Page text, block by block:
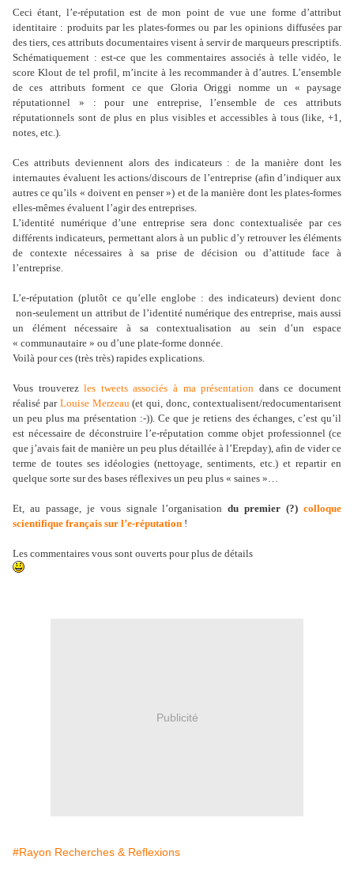
Ceci étant, l’e-réputation est de mon point de vue une forme d’attribut
identitaire : produits par les plates-formes ou par les opinions diffusées par
des tiers, ces attributs documentaires visent à servir de marqueurs prescriptifs.
Schématiquement : est-ce que les commentaires associés à telle vidéo, le
score Klout de tel profil, m’incite à les recommander à d’autres. L’ensemble
de ces attributs forment ce que Gloria Origgi nomme un « paysage
réputationnel » : pour une entreprise, l’ensemble de ces attributs
réputationnels sont de plus en plus visibles et accessibles à tous (like, +1,
notes, etc.).
Ces attributs deviennent alors des indicateurs : de la manière dont les
internautes évaluent les actions/discours de l’entreprise (afin d’indiquer aux
autres ce qu’ils « doivent en penser ») et de la manière dont les plates-formes
elles-mêmes évaluent l’agir des entreprises.
L’identité numérique d’une entreprise sera donc contextualisée par ces
différents indicateurs, permettant alors à un public d’y retrouver les éléments
de contexte nécessaires à sa prise de décision ou d’attitude face à
l’entreprise.
L’e-réputation (plutôt ce qu’elle englobe : des indicateurs) devient donc
non-seulement un attribut de l’identité numérique des entreprise, mais aussi
un élément nécessaire à sa contextualisation au sein d’un espace
« communautaire » ou d’une plate-forme donnée.
Voilà pour ces (très très) rapides explications.
Vous trouverezles tweets associés à ma présentation dans ce document
réalisé par Louise Merzeau(et qui, donc, contextualisent/redocumentarisent
un peu plus ma présentation :-)). Ce que je retiens des échanges, c’est qu’il
est nécessaire de déconstruire l’e-réputation comme objet professionnel (ce
que j’avais fait de manière un peu plus détaillée à l’Erepday), afin de vider ce
terme de toutes ses idéologies (nettoyage, sentiments, etc.) et repartir en
quelque sorte sur des bases réflexives un peu plus « saines »…
Et, au passage, je vous signale l’organisationdu premier (?)colloque
scientifique français sur l’e-réputation !
Les commentaires vous sont ouverts pour plus de détails
Publicité
#Rayon Recherches & Reflexions